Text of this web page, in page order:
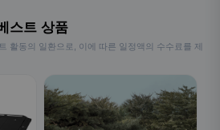
스트 상품
활동의 일환으로, 이에 따른 일정액의 수수료를 제